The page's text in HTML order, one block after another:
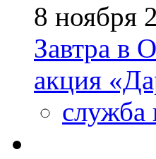
8 ноября
Завтра в
акция
служба